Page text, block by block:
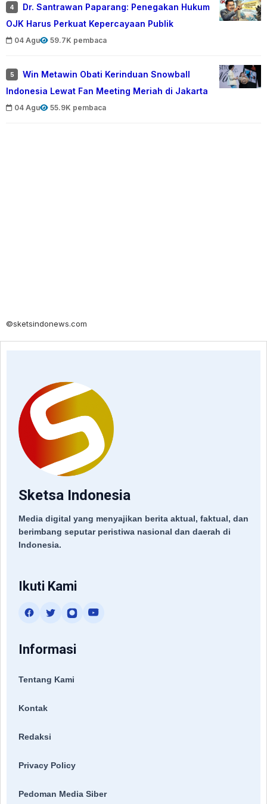
4
Dr. Santrawan Paparang: Penegakan Hukum
OJK Harus Perkuat Kepercayaan Publik
04 Agu 59.7K pembaca
5
Win Metawin Obati Kerinduan Snowball
Indonesia Lewat Fan Meeting Meriah di Jakarta
04 Agu 55.9K pembaca
©sketsindonews.com
Sketsa Indonesia
Media digital yang menyajikan berita aktual, faktual, dan
berimbang seputar peristiwa nasional dan daerah di
Indonesia.
Ikuti Kami
Informasi
Tentang Kami
Kontak
Redaksi
Privacy Policy
Pedoman Media Siber